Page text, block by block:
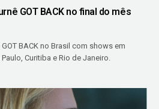
GOT BACK no final do mês
BACK no Brasil com shows em
Curitiba e Rio de Janeiro.